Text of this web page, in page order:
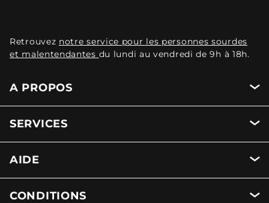
Retrouvez notre service pour les personnes sourdes
et malentendantes du lundi au vendredi de 9h à 18h.
A PROPOS
SERVICES
AIDE
CONDITIONS